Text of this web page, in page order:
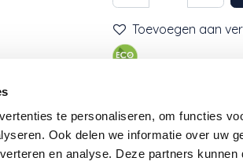
te personaliseren, om functies
Ook delen we informatie over uw
en analyse. Deze partners kunnen
Toevoegen aan
Afmetingen: 7,3 x
Inhoud: 450 ml
Kleur: Roze